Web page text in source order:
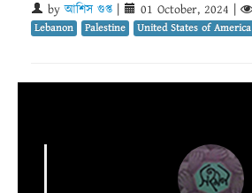
byআশিস গুপ্ত 01 October, 2024
Lebanon
Palestine United States of America